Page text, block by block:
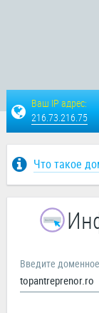
Ваш IP адрес:
216.73.216.75
Что такое
Введите